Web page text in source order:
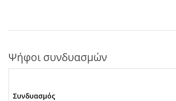
Ψήφοι συνδυασμών
Συνδυασμός